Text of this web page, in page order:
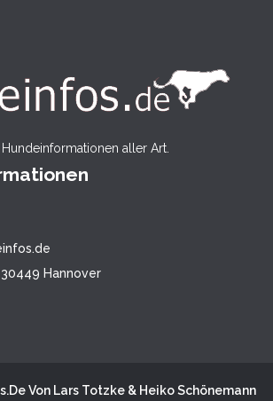
aller Art.
Hannover
Von Lars Totzke & Heiko Schönemann